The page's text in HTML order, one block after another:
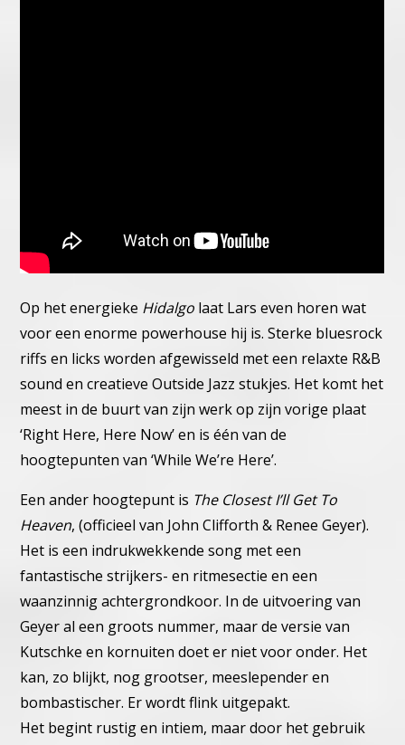
Op het energieke Hidalgo laat Lars even horen wat
voor een enorme powerhouse hij is. Sterke bluesrock
riffs en licks worden afgewisseld met een relaxte R&B
sound en creatieve Outside Jazz stukjes. Het komt het
meest in de buurt van zijn werk op zijn vorige plaat
‘Right Here, Here Now’ en is één van de
hoogtepunten van ‘While We’re Here’.
Een ander hoogtepunt is The Closest I’ll Get To
Heaven, (officieel van John Clifforth & Renee Geyer).
Het is een indrukwekkende song met een
fantastische strijkers- en ritmesectie en een
waanzinnig achtergrondkoor. In de uitvoering van
Geyer al een groots nummer, maar de versie van
Kutschke en kornuiten doet er niet voor onder. Het
kan, zo blijkt, nog grootser, meeslepender en
bombastischer. Er wordt flink uitgepakt.
Het begint rustig en intiem, maar door het gebruik